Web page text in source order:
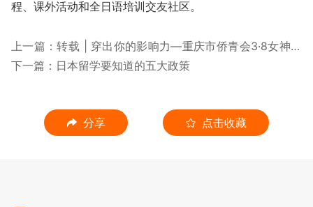
程、课外活动和全日语培训交友社区。
上一篇：转载 | 穿出你的影响力—重庆市侨青会3·8女神节
沙龙活动成功举办
下一篇：日本留学要知道的五大政策
分享 点击收藏